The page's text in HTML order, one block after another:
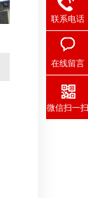
联系电话
在线留言
微信扫一扫